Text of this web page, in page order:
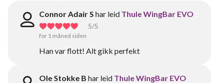
Connor Adair S har leid Thule WingBar EVO
5/5
for 1 måned siden
Han var flott! Alt gikk perfekt
Ole Stokke B har leid Thule WingBar EVO